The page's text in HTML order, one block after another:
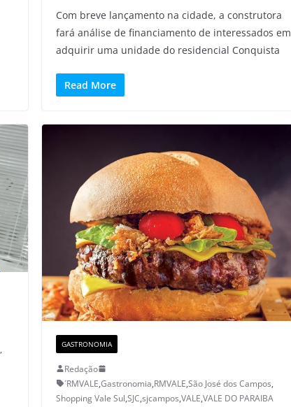
Com breve lançamento na cidade, a construtora
fará análise de financiamento de interessados em
adquirir uma unidade do residencial Conquista
Read More
,
GASTRONOMIA
Redação
´RMVALE,Gastronomia,RMVALE,São José dos Campos,
Shopping Vale Sul,SJC,sjcampos,VALE,VALE DO PARAIBA